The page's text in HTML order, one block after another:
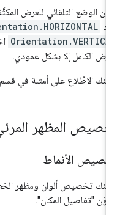
الوضع التلقائي للعرض المكثَّف
الكامل إلا بشكل عمودي.
الاطّلاع على أمثلة في قسم
المظهر المرئي
الأنماط
تخصيص ألوان ومظهر الخطوط
"تفاصيل المكان".